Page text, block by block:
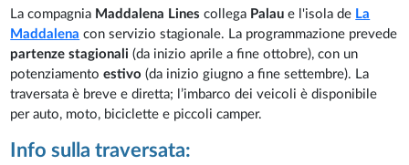
La compagnia Maddalena Lines collega Palaue l'isola de La
Maddalena con servizio stagionale. La programmazione prevede
partenze stagionali(da inizio aprile a fine ottobre), con un
potenziamentoestivo (da inizio giugno a fine settembre). La
traversata è breve e diretta; l’imbarco dei veicoli è disponibile
per auto, moto, biciclette e piccoli camper.
Info sulla traversata: